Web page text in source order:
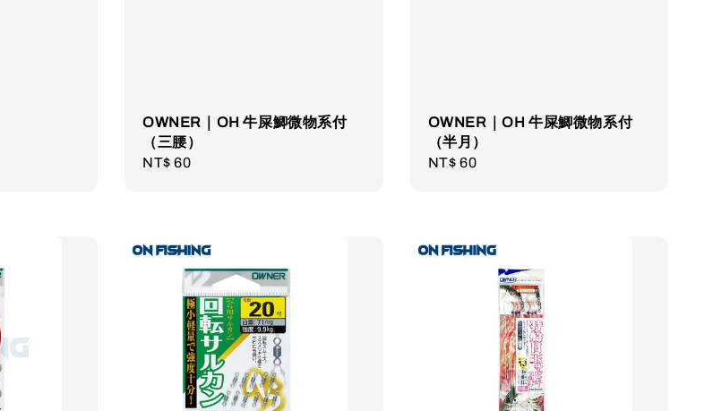
OWNER｜OH 牛屎鯽微物系付
（三腰）
Regular
NT$ 60
OWNER｜OH 牛屎鯽微物系付
（半月）
Regular
NT$ 60